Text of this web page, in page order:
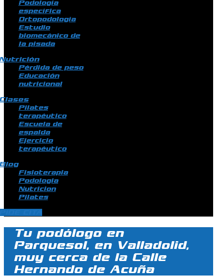
Podología
específica
Ortopodología
Estudio
biomecánico de
la pisada
Pérdida de peso
Educación
nutricional
Pilates
terapéutico
Escuela de
espalda
Ejercicio
terapéutico
Fisioterapia
Podologia
Nutricion
Pilates
Tu podólogo en
Parquesol, en Valladolid,
muy cerca de la Calle
Hernando de Acuña